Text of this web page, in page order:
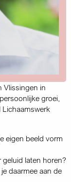
Vlissingen in
groei,
eigen beeld vorm
geluid laten horen?
daarmee aan de